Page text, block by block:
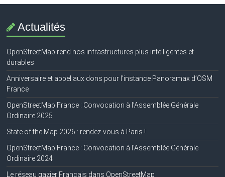
Actualités
OpenStreetMap rend nos infrastructures plus intelligentes et
durables
Anniversaire et appel aux dons pour l’instance Panoramax d’OSM
France
OpenStreetMap France : Convocation à l’Assemblée Générale
Ordinaire 2025
State of the Map 2026 : rendez-vous à Paris !
OpenStreetMap France : Convocation à l’Assemblée Générale
Ordinaire 2024
Le réseau gazier Français dans OpenStreetMap